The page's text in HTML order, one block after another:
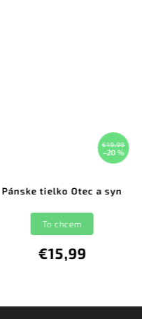
€19,99
–20 %
Pánske tielko Otec a syn
€15,99
To chcem